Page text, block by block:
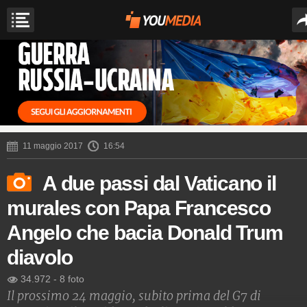
11 maggio 2017 16:54
A due passi dal Vaticano il
murales con Papa Francesco
Angelo che bacia Donald Trum
diavolo
34.972 - 8 foto
Il prossimo 24 maggio, subito prima del G7 di